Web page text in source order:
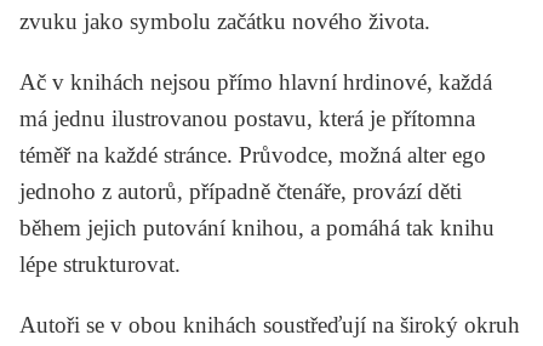
zvuku jako symbolu začátku nového života.
Ač v knihách nejsou přímo hlavní hrdinové, každá
má jednu ilustrovanou postavu, která je přítomna
téměř na každé stránce. Průvodce, možná alter ego
jednoho z autorů, případně čtenáře, provází děti
během jejich putování knihou, a pomáhá tak knihu
lépe strukturovat.
Autoři se v obou knihách soustřeďují na široký okruh